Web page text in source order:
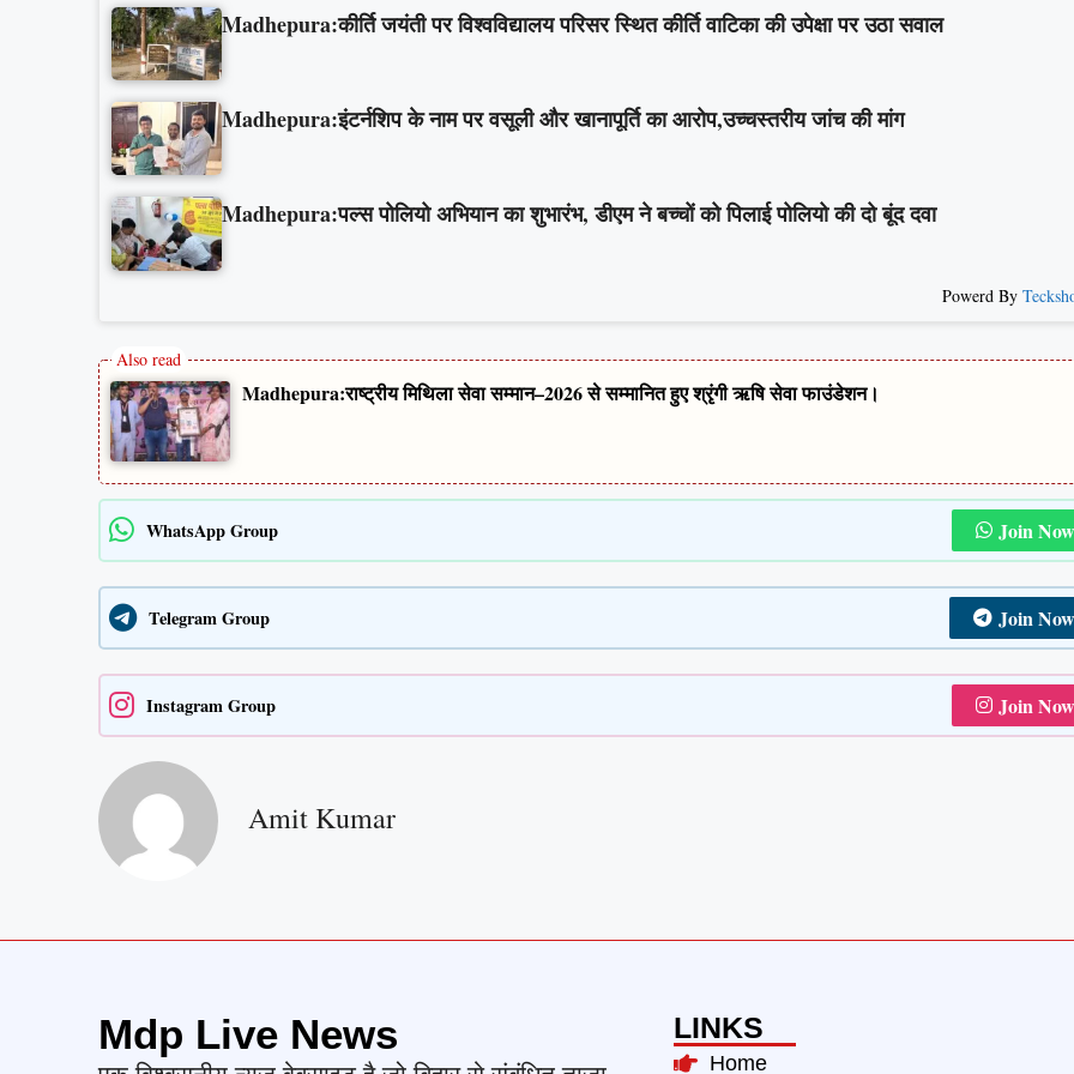
Madhepura:कीर्ति जयंती पर विश्वविद्यालय परिसर स्थित कीर्ति वाटिका की उपेक्षा पर उठा सवाल
Madhepura:इंटर्नशिप के नाम पर वसूली और खानापूर्ति का आरोप,उच्चस्तरीय जांच की मांग
Madhepura:पल्स पोलियो अभियान का शुभारंभ, डीएम ने बच्चों को पिलाई पोलियो की दो बूंद दवा
Powerd By
Madhepura:राष्ट्रीय मिथिला सेवा सम्मान–2026 से सम्मानित हुए श्रृंगी ऋषि सेवा फाउंडेशन।
WhatsApp Group Join Now
Telegram Group Join Now
Instagram Group Join Now
Amit Kumar
Mdp Live News LINKS
Home